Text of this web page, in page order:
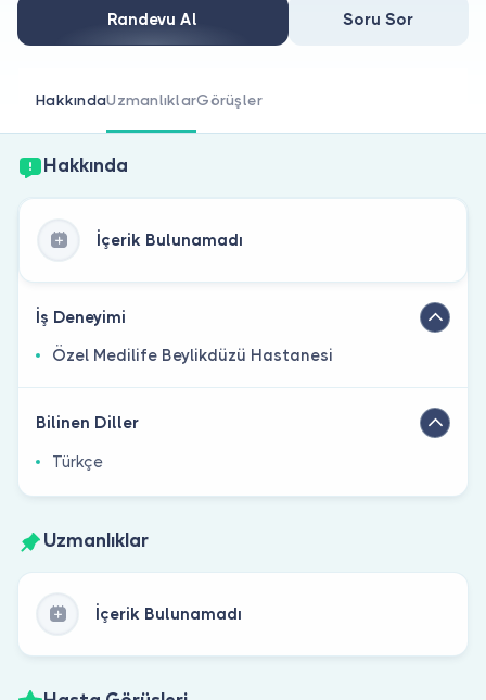
Doktor musunuz?
Randevu Al Soru Sor
HakkındaUzmanlıklarGörüşler
Hakkında
İçerik Bulunamadı
İş Deneyimi
Özel Medilife Beylikdüzü Hastanesi
Bilinen Diller
Türkçe
Uzmanlıklar
İçerik Bulunamadı